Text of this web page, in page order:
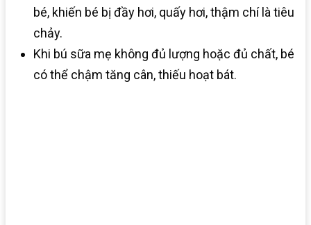
bé, khiến bé bị đầy hơi, quấy hơi, thậm chí là tiêu
chảy.
Khi bú sữa mẹ không đủ lượng hoặc đủ chất, bé
có thể chậm tăng cân, thiếu hoạt bát.